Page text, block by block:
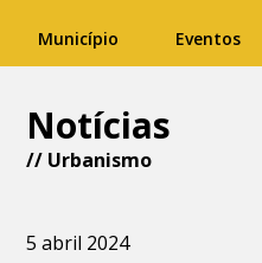
Município Eventos
Notícias
// Urbanismo
5 abril 2024